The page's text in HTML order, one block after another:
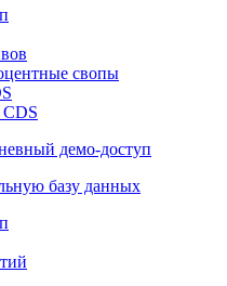
базу данных
свопы
базу данных